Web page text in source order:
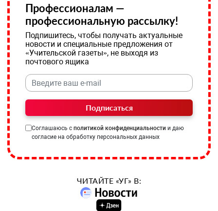
Профессионалам —
профессиональную рассылку!
Подпишитесь, чтобы получать актуальные
новости и специальные предложения от
«Учительской газеты», не выходя из
почтового ящика
Подписаться
Соглашаюсь с политикой конфиденциальности и даю
согласие на обработку персональных данных
ЧИТАЙТЕ «УГ» В: